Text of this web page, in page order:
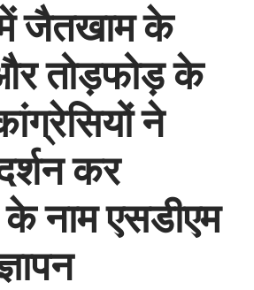
जैतखाम के
तोड़फोड़ के
ने
कर
के नाम एसडीएम